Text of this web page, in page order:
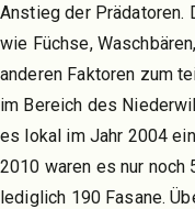
Anstieg der Prädatoren.
wie Füchse,
anderen Faktoren zum
im Bereich des
es lokal im Jahr 2004
2010 waren es nur noch
lediglich 190 Fasane.